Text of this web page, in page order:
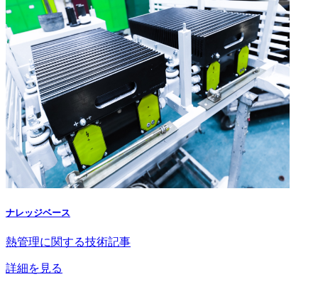
ナレッジベース
熱管理に関する技術記事
詳細を見る